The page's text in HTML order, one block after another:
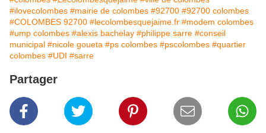
#ilovecolombes #mairie de colombes #92700 #92700 colombes
#COLOMBES 92700 #lecolombesquejaime.fr #modem colombes
#ump colombes #alexis bachelay #philippe sarre #conseil
municipal #nicole goueta #ps colombes #pscolombes #quartier
colombes #UDI #sarre
Partager